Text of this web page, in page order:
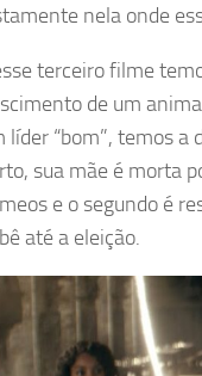
nela onde
terceiro filme
de um
líder “bom”, temos
sua mãe é morta
e o segundo é
até a eleição.